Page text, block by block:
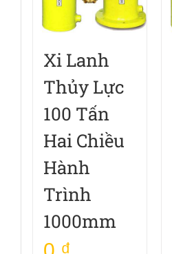
Xi Lanh
Thủy Lực
100 Tấn
Hai Chiều
Hành
Trình
1000mm